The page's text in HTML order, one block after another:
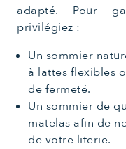
adapté. Pour
privilégiez :
Un sommier
à lattes flexibles
de fermeté.
Un sommier de
matelas afin de
de votre literie.